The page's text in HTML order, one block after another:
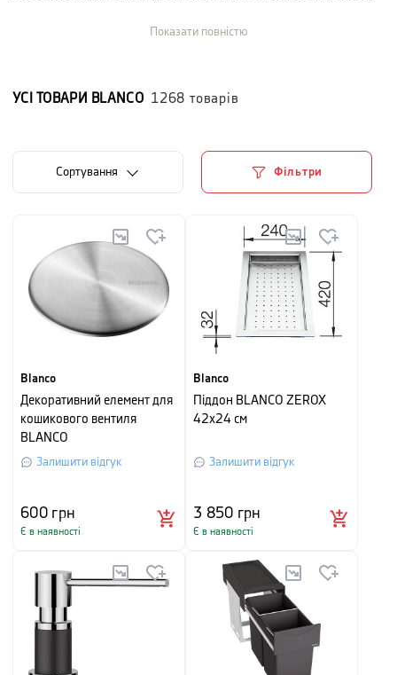
компанія BLANCO є частиною BLANC & FISCHER
Показати повністю
УСІ ТОВАРИ BLANCO 1268 товарів
Сортування Фільтри
Blanco
Декоративний елемент для
кошикового вентиля
BLANCO
Залишити відгук
600грн
Є в наявності
Blanco
Піддон BLANCO ZEROX
42x24 см
Залишити відгук
3 850 грн
Є в наявності